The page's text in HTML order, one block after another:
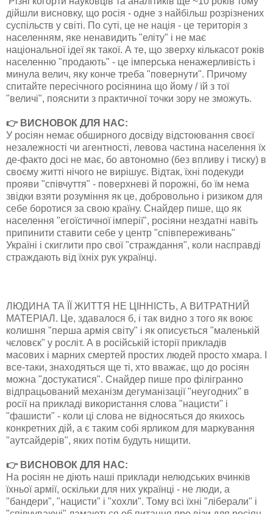
дійшли висновку, що росія - одне з найбільш розрізнених
суспільств у світі. По суті, це не нація - це територія з
населенням, яке ненавидить "еліту" і не має
національної ідеї як такої. А те, що зверху кількасот років
населенню "продають" - це імперська ненажерливість і
минула велич, яку конче треба "повернути". Причому
спитайте пересічного росіянина що йому / їй з тої
"величі", пояснити з практичної точки зору не зможуть.
👉 ВИСНОВОК ДЛЯ НАС:
У росіян немає обширного досвіду відстоювання своєї
незалежності чи агентності, левова частина населення їх
де-факто досі не має, бо автономно (без впливу і тиску) в
своєму житті нічого не вирішує. Відтак, їхні подекуди
прояви "співчуття" - поверхневі й порожні, бо їм нема
звідки взяти розуміння як це, добровольно і ризиком для
себе боротися за свою країну. Снайдер пише, що як
населення "егоїстичної імперії", росіяни нездатні навіть
припинити ставити себе у центр "співпереживань"
Україні і скиглити про свої "страждання", коли насправді
страждають від їхніх рук українці.
ЛЮДИНА ТА ЇЇ ЖИТТЯ НЕ ЦІННІСТЬ, А ВИТРАТНИЙ
МАТЕРІАЛ. Це, здавалося б, і так видно з того як воює
колишня "перша армія світу" і як описується "маленькій
чєловєк" у росліт. А в російській історії прикладів
масових і марних смертей простих людей просто хмара. І
все-таки, знаходяться ще ті, хто вважає, що до росіян
можна "достукатися". Снайдер пише про філігранно
відпрацьований механізм дегуманізації "неугодних" в
росії на прикладі використання слова "нацисти" і
"фашисти" - коли ці слова не відносяться до якихось
конкретних дій, а є таким собі ярликом для маркування
"аутсайдерів", яких потім будуть нищити.
👉 ВИСНОВОК ДЛЯ НАС:
На росіян не діють наші приклади нелюдських вчинків
їхньої армії, оскільки для них українці - не люди, а
"бандери", "нацисти" і "хохли". Тому всі їхні "ліберали" і